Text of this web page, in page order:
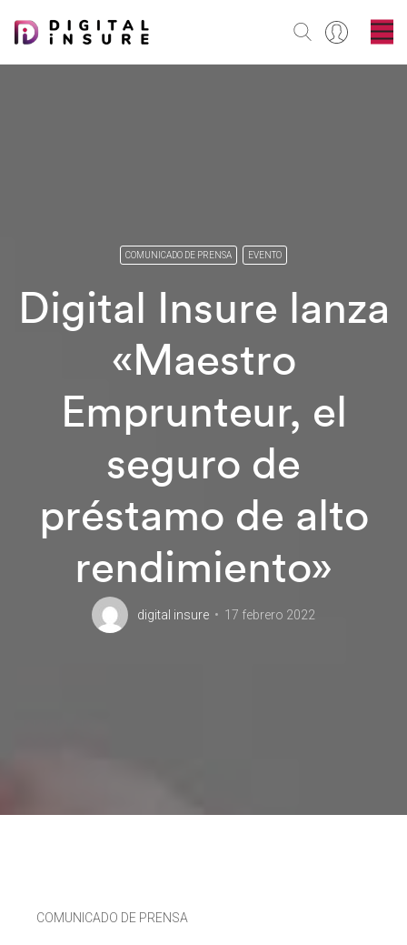
COMUNICADO DE PRENSA EVENTO
Digital Insure lanza
«Maestro
Emprunteur, el
seguro de
préstamo de alto
rendimiento»
digital insure 17 febrero 2022
COMUNICADO DE PRENSA